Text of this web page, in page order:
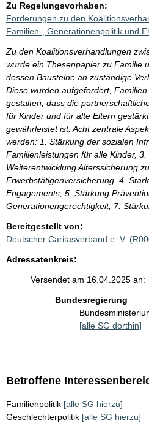
Zu Regelungsvorhaben:
Forderungen zu den
Familien-, Generationenpolitik und
Zu den Koalitionsverhandlungen
wurde ein Thesenpapier zu Familie
dessen Bausteine an zuständige
Diese wurden aufgefordert,
gestalten, dass die
für Kinder und für alte Eltern
gewährleistet ist. Acht zentrale
werden: 1. Stärkung der sozialen
Familienleistungen für alle Kinder,
Weiterentwicklung Alterssicherung
Erwerbstätigenversicherung. 4.
Engagements, 5. Stärkung
Generationengerechtigkeit, 7.
Bereitgestellt von:
Deutscher Caritasverband e. V.
Adressatenkreis:
Versendet am 16.04.2025 an:
Bundesregierung
[alle SG dorthin]
Betroffene
Familienpolitik [alle SG hierzu]
Geschlechterpolitik [alle SG hierzu]